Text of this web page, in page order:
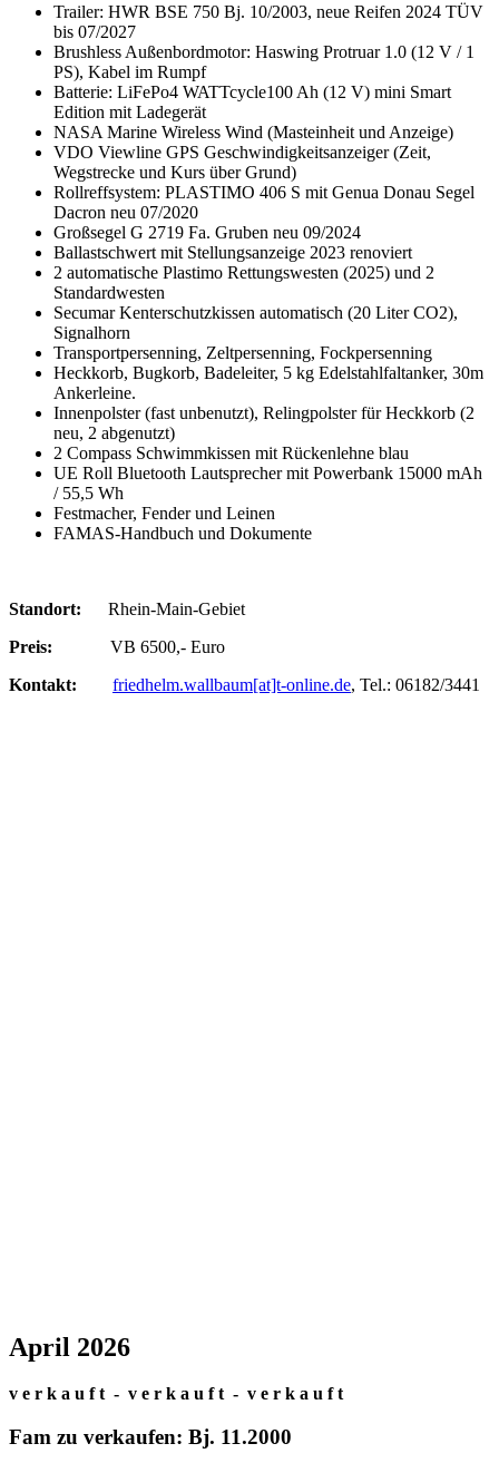
Trailer: HWR BSE 750 Bj. 10/2003, neue Reifen 2024 TÜV
bis 07/2027
Brushless Außenbordmotor: Haswing Protruar 1.0 (12 V / 1
PS), Kabel im Rumpf
Batterie: LiFePo4 WATTcycle100 Ah (12 V) mini Smart
Edition mit Ladegerät
NASA Marine Wireless Wind (Masteinheit und Anzeige)
VDO Viewline GPS Geschwindigkeitsanzeiger (Zeit,
Wegstrecke und Kurs über Grund)
Rollreffsystem: PLASTIMO 406 S mit Genua Donau Segel
Dacron neu 07/2020
Großsegel G 2719 Fa. Gruben neu 09/2024
Ballastschwert mit Stellungsanzeige 2023 renoviert
2 automatische Plastimo Rettungswesten (2025) und 2
Standardwesten
Secumar Kenterschutzkissen automatisch (20 Liter CO2),
Signalhorn
Transportpersenning, Zeltpersenning, Fockpersenning
Heckkorb, Bugkorb, Badeleiter, 5 kg Edelstahlfaltanker, 30m
Ankerleine.
Innenpolster (fast unbenutzt), Relingpolster für Heckkorb (2
neu, 2 abgenutzt)
2 Compass Schwimmkissen mit Rückenlehne blau
UE Roll Bluetooth Lautsprecher mit Powerbank 15000 mAh
/ 55,5 Wh
Festmacher, Fender und Leinen
FAMAS-Handbuch und Dokumente
Standort: Rhein-Main-Gebiet
Preis:
VB 6500,- Euro
Kontakt:
friedhelm.wallbaum[at]t-online.de, Tel.: 06182/3441
April 2026
v e r k a u f t - v e r k a u f t - v e r k a u f t
Fam zu verkaufen: Bj. 11.2000